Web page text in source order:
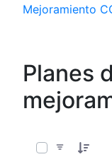
Mejoramiento
Planes